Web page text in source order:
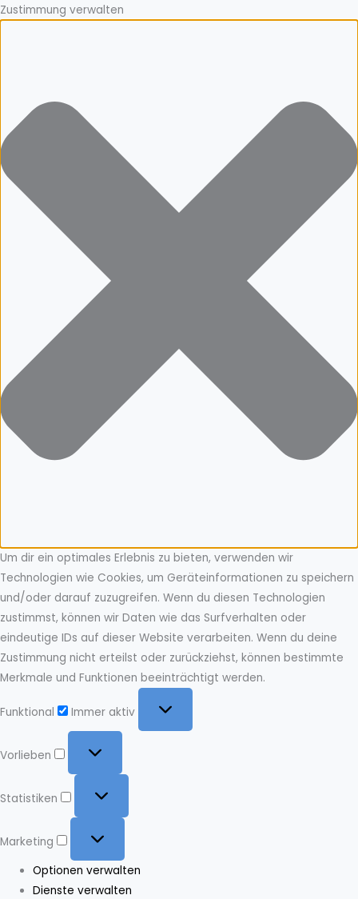
Zustimmung verwalten
Um dir ein optimales Erlebnis zu bieten, verwenden wir
Technologien wie Cookies, um Geräteinformationen zu speichern
und/oder darauf zuzugreifen. Wenn du diesen Technologien
zustimmst, können wir Daten wie das Surfverhalten oder
eindeutige IDs auf dieser Website verarbeiten. Wenn du deine
Zustimmung nicht erteilst oder zurückziehst, können bestimmte
Merkmale und Funktionen beeinträchtigt werden.
Funktional
Immer aktiv
Vorlieben
Statistiken
Marketing
Optionen verwalten
Dienste verwalten